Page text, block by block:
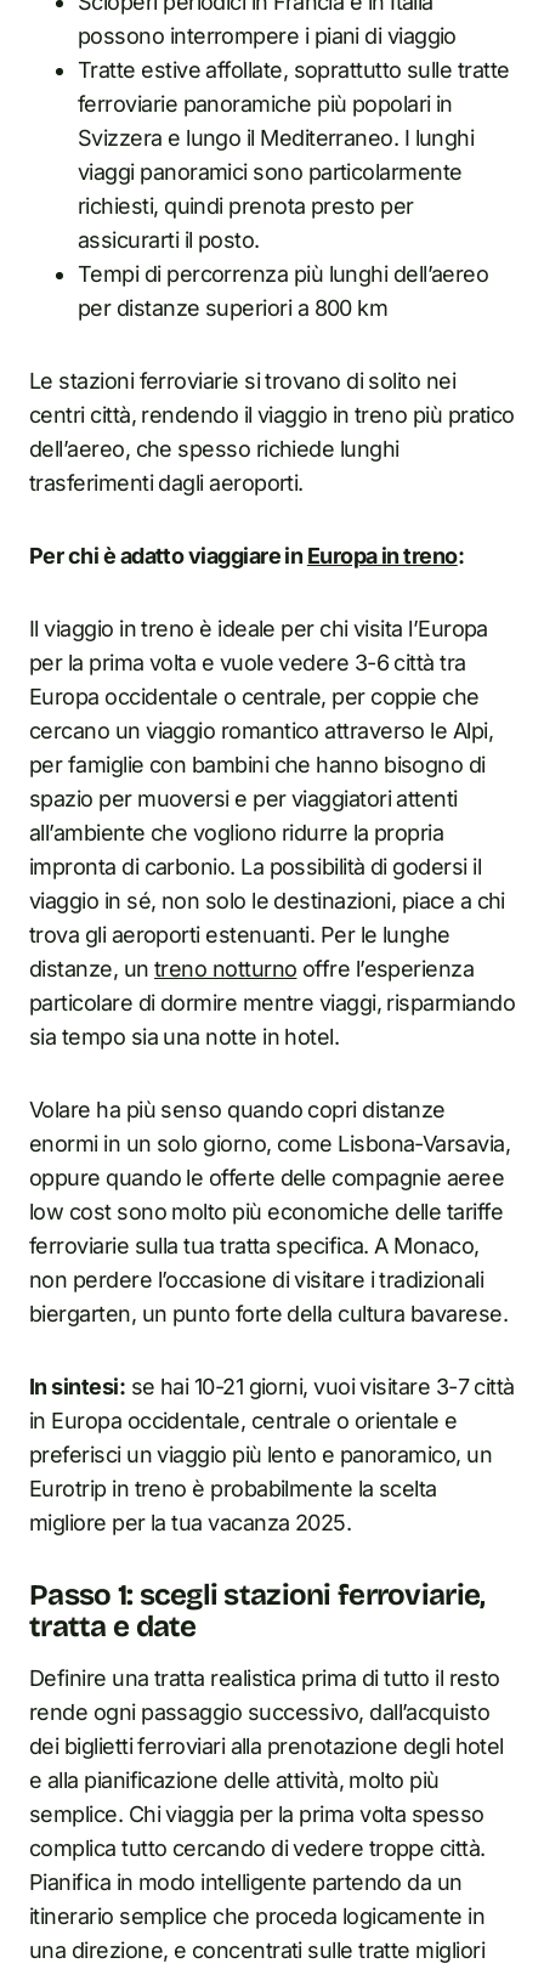
possono interrompere i piani di viaggio
Tratte estive affollate, soprattutto sulle tratte
ferroviarie panoramiche più popolari in
Svizzera e lungo il Mediterraneo. I lunghi
viaggi panoramici sono particolarmente
richiesti, quindi prenota presto per
assicurarti il posto.
Tempi di percorrenza più lunghi dell’aereo
per distanze superiori a 800 km
Le stazioni ferroviarie si trovano di solito nei
centri città, rendendo il viaggio in treno più pratico
dell’aereo, che spesso richiede lunghi
trasferimenti dagli aeroporti.
Per chi è adatto viaggiare in Europa in treno:
Il viaggio in treno è ideale per chi visita l’Europa
per la prima volta e vuole vedere 3-6 città tra
Europa occidentale o centrale, per coppie che
cercano un viaggio romantico attraverso le Alpi,
per famiglie con bambini che hanno bisogno di
spazio per muoversi e per viaggiatori attenti
all’ambiente che vogliono ridurre la propria
impronta di carbonio. La possibilità di godersi il
viaggio in sé, non solo le destinazioni, piace a chi
trova gli aeroporti estenuanti. Per le lunghe
distanze, un treno notturno offre l’esperienza
particolare di dormire mentre viaggi, risparmiando
sia tempo sia una notte in hotel.
Volare ha più senso quando copri distanze
enormi in un solo giorno, come Lisbona-Varsavia,
oppure quando le offerte delle compagnie aeree
low cost sono molto più economiche delle tariffe
ferroviarie sulla tua tratta specifica. A Monaco,
non perdere l’occasione di visitare i tradizionali
biergarten, un punto forte della cultura bavarese.
In sintesi: se hai 10-21 giorni, vuoi visitare 3-7 città
in Europa occidentale, centrale o orientale e
preferisci un viaggio più lento e panoramico, un
Eurotrip in treno è probabilmente la scelta
migliore per la tua vacanza 2025.
Passo 1: scegli stazioni ferroviarie,
tratta e date
Definire una tratta realistica prima di tutto il resto
rende ogni passaggio successivo, dall’acquisto
dei biglietti ferroviari alla prenotazione degli hotel
e alla pianificazione delle attività, molto più
semplice. Chi viaggia per la prima volta spesso
complica tutto cercando di vedere troppe città.
Pianifica in modo intelligente partendo da un
itinerario semplice che proceda logicamente in
una direzione, e concentrati sulle tratte migliori